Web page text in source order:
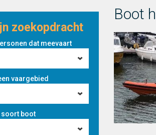
zoekopdracht
dat meevaart
vaargebied
soort boot
Boot